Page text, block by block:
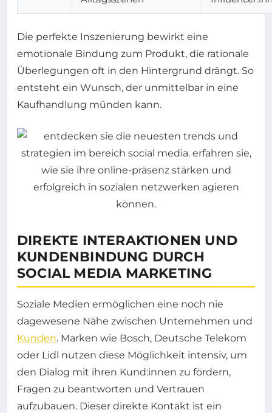
Die perfekte Inszenierung bewirkt eine
emotionale Bindung zum Produkt, die rationale
Überlegungen oft in den Hintergrund drängt. So
entsteht ein Wunsch, der unmittelbar in eine
Kaufhandlung münden kann.
DIREKTE INTERAKTIONEN UND
KUNDENBINDUNG DURCH
SOCIAL MEDIA MARKETING
Soziale Medien ermöglichen eine noch nie
dagewesene Nähe zwischen Unternehmen und
Kunden. Marken wie Bosch, Deutsche Telekom
oder Lidl nutzen diese Möglichkeit intensiv, um
den Dialog mit ihren Kund:innen zu fördern,
Fragen zu beantworten und Vertrauen
aufzubauen. Dieser direkte Kontakt ist ein